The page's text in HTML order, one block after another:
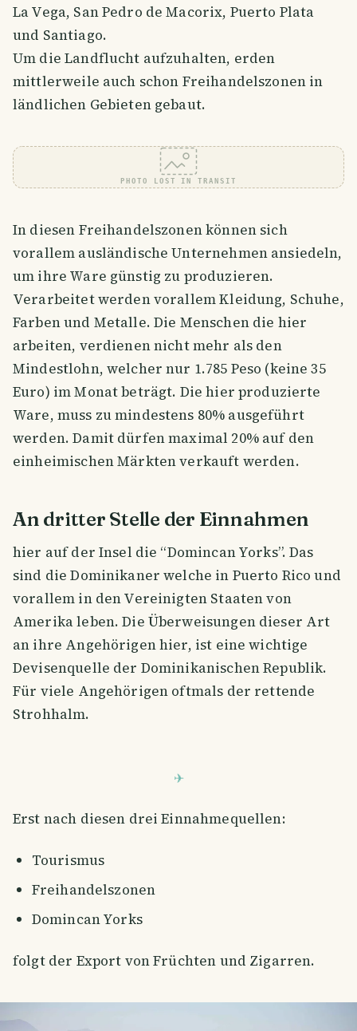
La Vega, San Pedro de Macorix, Puerto Plata
und Santiago.
Um die Landflucht aufzuhalten, erden
mittlerweile auch schon Freihandelszonen in
ländlichen Gebieten gebaut.
PHOTO LOST IN TRANSIT
In diesen Freihandelszonen können sich
vorallem ausländische Unternehmen ansiedeln,
um ihre Ware günstig zu produzieren.
Verarbeitet werden vorallem Kleidung, Schuhe,
Farben und Metalle. Die Menschen die hier
arbeiten, verdienen nicht mehr als den
Mindestlohn, welcher nur 1.785 Peso (keine 35
Euro) im Monat beträgt. Die hier produzierte
Ware, muss zu mindestens 80% ausgeführt
werden. Damit dürfen maximal 20% auf den
einheimischen Märkten verkauft werden.
An dritter Stelle der Einnahmen
hier auf der Insel die “Domincan Yorks”. Das
sind die Dominikaner welche in Puerto Rico und
vorallem in den Vereinigten Staaten von
Amerika leben. Die Überweisungen dieser Art
an ihre Angehörigen hier, ist eine wichtige
Devisenquelle der Dominikanischen Republik.
Für viele Angehörigen oftmals der rettende
Strohhalm.
Erst nach diesen drei Einnahmequellen:
Tourismus
Freihandelszonen
Domincan Yorks
folgt der Export von Früchten und Zigarren.